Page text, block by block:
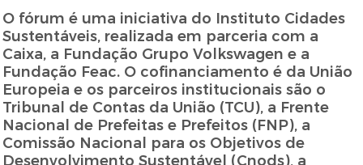
O fórum é uma iniciativa do Instituto Cidades
Sustentáveis, realizada em parceria com a
Caixa, a Fundação Grupo Volkswagen e a
Fundação Feac. O cofinanciamento é da União
Europeia e os parceiros institucionais são o
Tribunal de Contas da União (TCU), a Frente
Nacional de Prefeitas e Prefeitos (FNP), a
Comissão Nacional para os Objetivos de
Desenvolvimento Sustentável (Cnods), a